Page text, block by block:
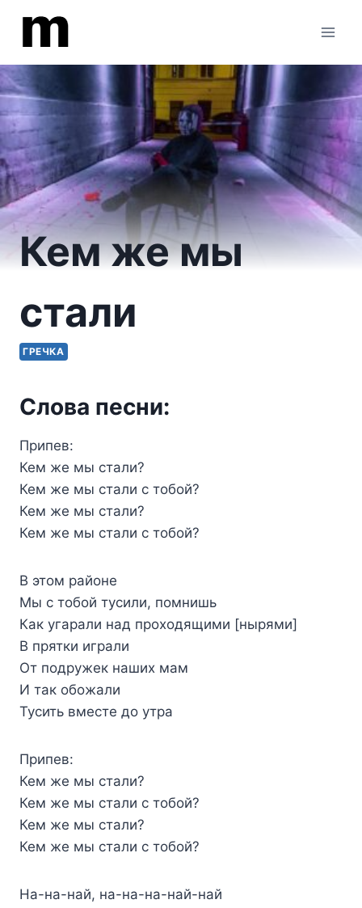
Кем же мы
стали
ГРЕЧКА
Слова песни:
Припев:
Кем же мы стали?
Кем же мы стали с тобой?
Кем же мы стали?
Кем же мы стали с тобой?
В этом районе
Мы с тобой тусили, помнишь
Как угарали над проходящими [нырями]
В прятки играли
От подружек наших мам
И так обожали
Тусить вместе до утра
Припев:
Кем же мы стали?
Кем же мы стали с тобой?
Кем же мы стали?
Кем же мы стали с тобой?
На-на-най, на-на-на-най-най